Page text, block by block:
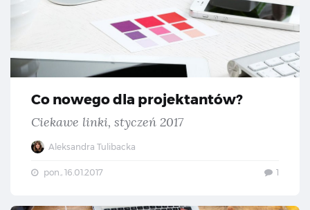
Co nowego dla projektantów?
Ciekawe linki, styczeń 2017
Aleksandra Tulibacka
pon., 16.01.2017 1